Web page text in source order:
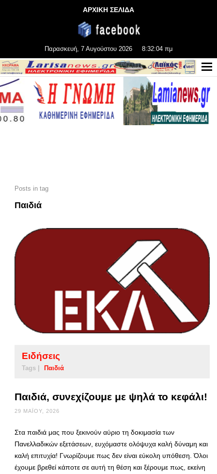
ΑΡΧΙΚΗ ΣΕΛΙΔΑ
Παρασκευή, 7 Αυγούστου 2026 8:32:06 πμ
Posts in tag
Παιδιά
Ειδήσεις
Tags | Παιδιά
Παιδιά, συνεχίζουμε με ψηλά το κεφάλι!
29 ΜΑΪ́ΟΥ, 2026
Στα παιδιά μας που ξεκινούν αύριο τη δοκιμασία των
Πανελλαδικών εξετάσεων, ευχόμαστε ολόψυχα καλή δύναμη και
καλή επιτυχία! Γνωρίζουμε πως δεν είναι εύκολη υπόθεση. Όλοι
έχουμε βρεθεί κάποτε σε αυτή τη θέση και ξέρουμε πως, εκείνη